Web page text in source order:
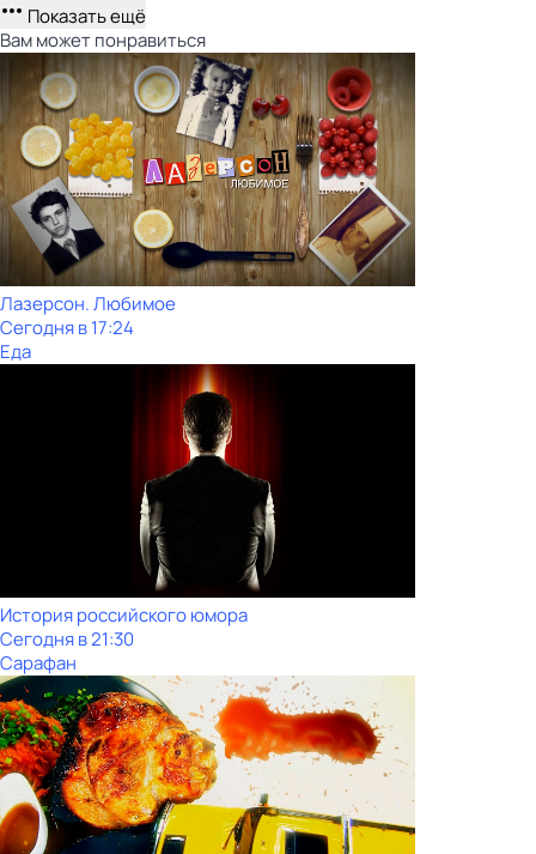
Показать ещё
Вам может понравиться
Лазерсон. Любимое
Сегодня в 17:24
Еда
История российского юмора
Сегодня в 21:30
Сарафан